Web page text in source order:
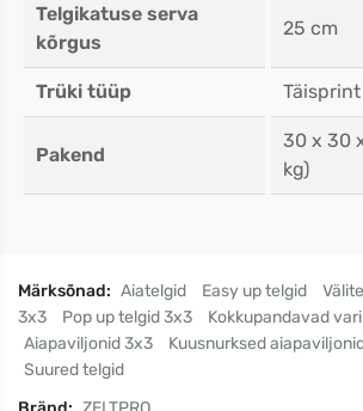
Telgikatuse serva
kõrgus
25 cm
Trüki tüüp Täisprint
Pakend
30 x 30
kg)
Märksõnad: Aiatelgid Easy up telgid
3x3
Pop up telgid 3x3
Kokkupandavad
Aiapaviljonid 3x3
Kuusnurksed
Suured telgid